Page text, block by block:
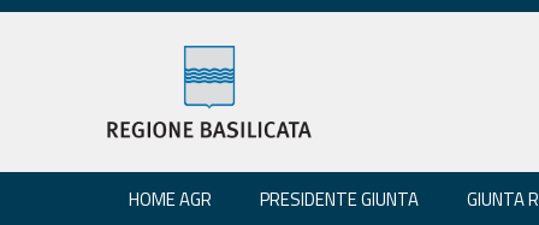
HOME AGR PRESIDENTE GIUNTA GIUNTA